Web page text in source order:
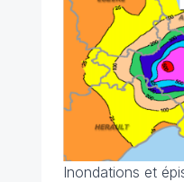
Inondations et